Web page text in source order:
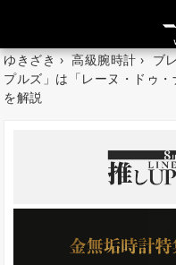
ゆきざき›高級腕時計›ブ
プルズ」は「レーヌ・ドゥ
を解説